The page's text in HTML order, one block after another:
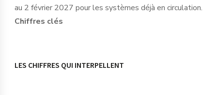
au 2 février 2027 pour les systèmes déjà en circulation.
Chiffres clés
LES CHIFFRES QUI INTERPELLENT